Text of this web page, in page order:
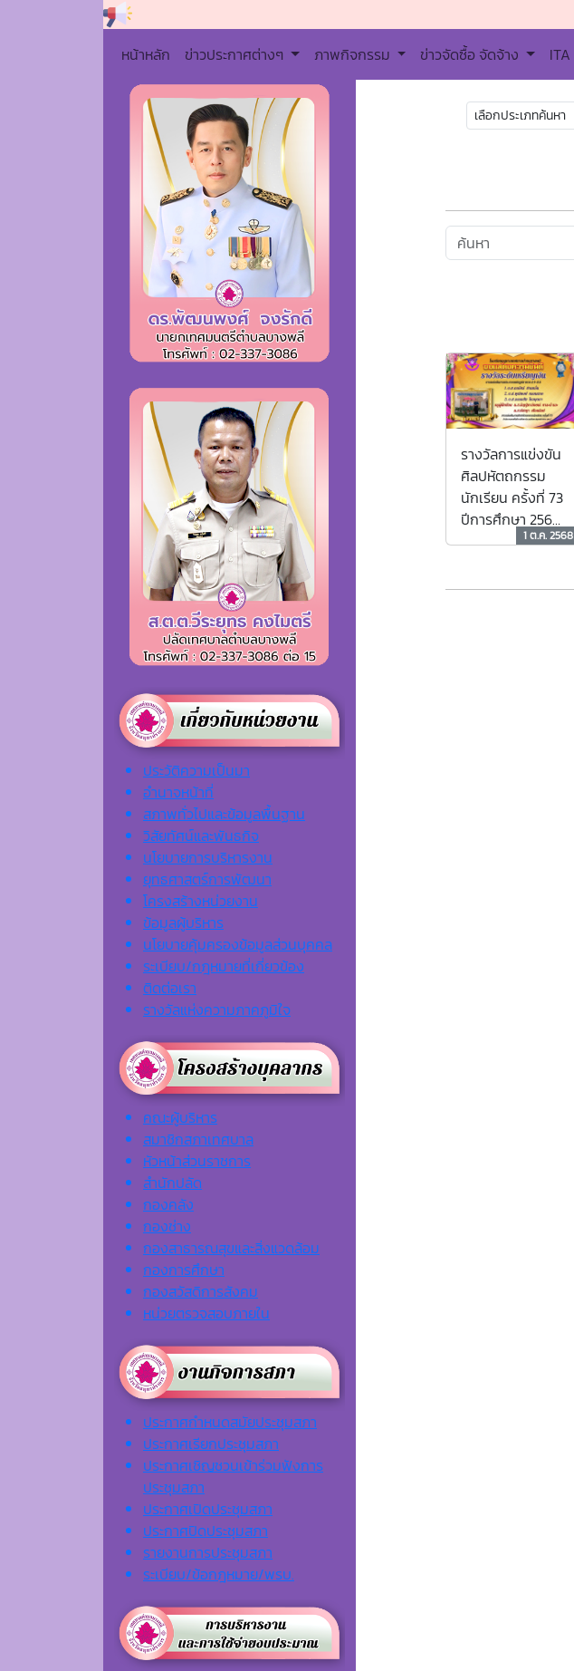
หน้าหลัก ข่าวประกาศต่างๆ ภาพกิจกรรม ข่าวจัดซื้อ จัดจ้าง ITA
ประวัติความเป็นมา
อำนาจหน้าที่
สภาพทั่วไปและข้อมูลพื้นฐาน
วิสัยทัศน์และพันธกิจ
นโยบายการบริหารงาน
ยุทธศาสตร์การพัฒนา
โครงสร้างหน่วยงาน
ข้อมูลผู้บริหาร
นโยบายคุ้มครองข้อมูลส่วนบุคคล
ระเบียบ/กฎหมายที่เกี่ยวข้อง
ติดต่อเรา
รางวัลแห่งความภาคภูมิใจ
คณะผู้บริหาร
สมาชิกสภาเทศบาล
หัวหน้าส่วนราชการ
สำนักปลัด
กองคลัง
กองช่าง
กองสาธารณสุขและสิ่งแวดล้อม
กองการศึกษา
กองสวัสดิการสังคม
หน่วยตรวจสอบภายใน
ประกาศกำหนดสมัยประชุมสภา
ประกาศเรียกประชุมสภา
ประกาศเชิญชวนเข้าร่วมฟังการ
ประชุมสภา
ประกาศเปิดประชุมสภา
ประกาศปิดประชุมสภา
รายงานการประชุมสภา
ระเบียบ/ข้อกฎหมาย/พรบ.
รางวัลการแข่งขัน
ศิลปหัตถกรรม
นักเรียน ครั้งที่ 73
ปีการศึกษา 2568
ระดับสำนักงาน
ศึกษาประถม
1 ต.ค. 2568